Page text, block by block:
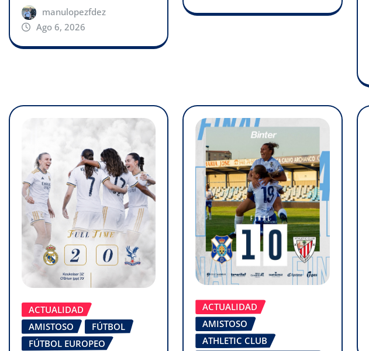
manulopezfdez
Ago 6, 2026
ACTUALIDAD
AMISTOSO
FÚTBOL
FÚTBOL EUROPEO
ACTUALIDAD
AMISTOSO
ATHLETIC CLUB